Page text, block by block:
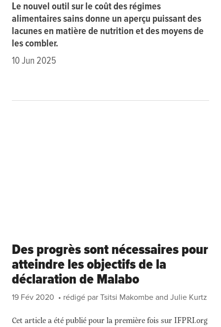
Le nouvel outil sur le coût des régimes
alimentaires sains donne un aperçu puissant des
lacunes en matière de nutrition et des moyens de
les combler.
10 Jun 2025
Des progrès sont nécessaires pour
atteindre les objectifs de la
déclaration de Malabo
19 Fév 2020 • rédigé par Tsitsi Makombe and Julie Kurtz
Cet article a été publié pour la première fois sur IFPRI.org